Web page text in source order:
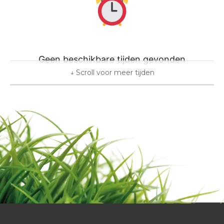
Geen beschikbare tijden gevonden